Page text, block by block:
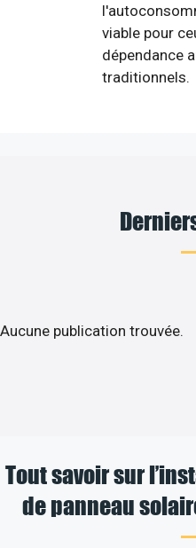
viable pour
dépendance
traditionnels.
Aucune publication trouvée.
Tout savoir sur
de panneau